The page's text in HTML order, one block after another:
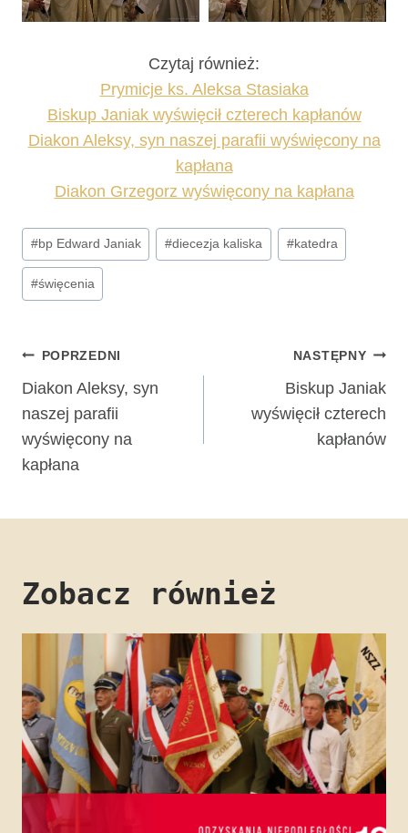
Czytaj również:
Prymicje ks. Aleksa Stasiaka
Biskup Janiak wyświęcił czterech kapłanów
Diakon Aleksy, syn naszej parafii wyświęcony na
kapłana
Diakon Grzegorz wyświęcony na kapłana
Tagi
wpisu:
#bp Edward Janiak #diecezja kaliska #katedra
#święcenia
Nawigacja
wpisu
POPRZEDNI
Diakon Aleksy, syn
naszej parafii
wyświęcony na
kapłana
NASTĘPNY
Biskup Janiak
wyświęcił czterech
kapłanów
Zobacz również